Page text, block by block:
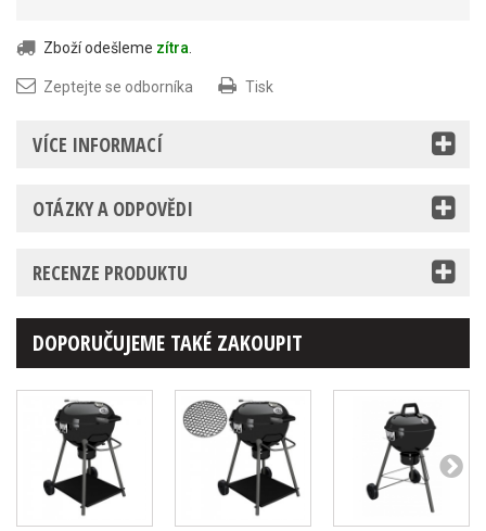
Zboží odešleme zítra.
Zeptejte se odborníka Tisk
VÍCE INFORMACÍ
OTÁZKY A ODPOVĚDI
RECENZE PRODUKTU
DOPORUČUJEME TAKÉ ZAKOUPIT